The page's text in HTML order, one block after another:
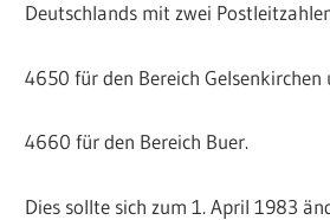
Deutschlands mit zwei
4650 für den Bereich Gelsenkirchen
4660 für den Bereich Buer.
Dies sollte sich zum 1. April 1983